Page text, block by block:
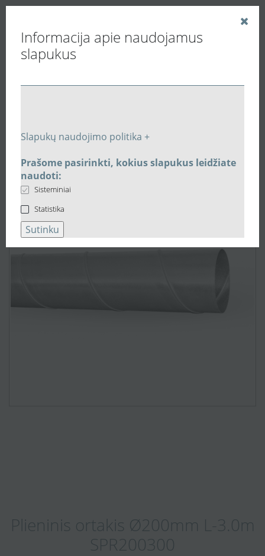
Informacija apie naudojamus
slapukus
Slapukų naudojimo politika +
Prašome pasirinkti, kokius slapukus leidžiate
naudoti:
Sisteminiai
Statistika
Sutinku
Vedinu.LT
Vėdinimo ortakiai, slopintuvai, filtrai.
Plieninis ortakis Ø200mm L-3.0m SPR200300
Plieninis ortakis Ø200mm L-3.0m
SPR200300